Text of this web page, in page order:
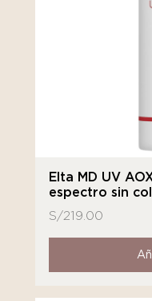
Elta MD UV
espectro sin
S/219.00